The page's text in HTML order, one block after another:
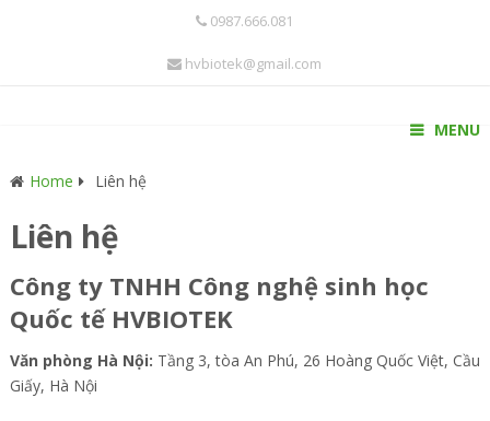
0987.666.081
hvbiotek@gmail.com
MENU
Home Liên hệ
Liên hệ
Công ty TNHH Công nghệ sinh học
Quốc tế HVBIOTEK
Văn phòng Hà Nội: Tầng 3, tòa An Phú, 26 Hoàng Quốc Việt, Cầu
Giấy, Hà Nội